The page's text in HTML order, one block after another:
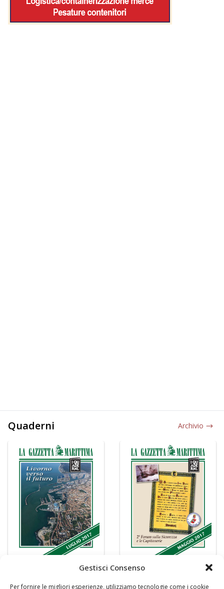
Gestisci Consenso
Per fornire le migliori esperienze, utilizziamo tecnologie come i cookie
Quaderni Archivio